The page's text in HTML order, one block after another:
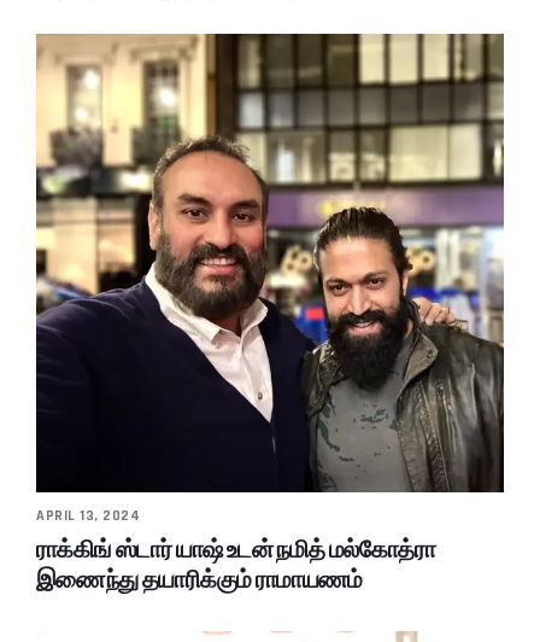
APRIL 13, 2024
ராக்கிங் ஸ்டார் யாஷ் உடன் நமித் மல்கோத்ரா
இணைந்து தயாரிக்கும் ராமாயணம்